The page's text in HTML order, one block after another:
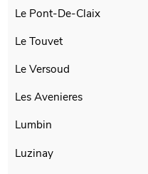
Le Pont-De-Claix
Le Touvet
Le Versoud
Les Avenieres
Lumbin
Luzinay